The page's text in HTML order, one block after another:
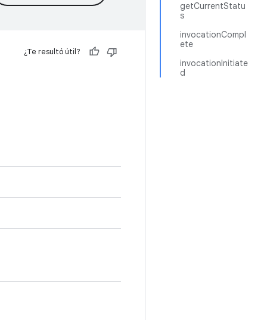
getCurrentStatu
s
invocationCompl
ete
invocationInitiate
d
¿Te resultó útil?